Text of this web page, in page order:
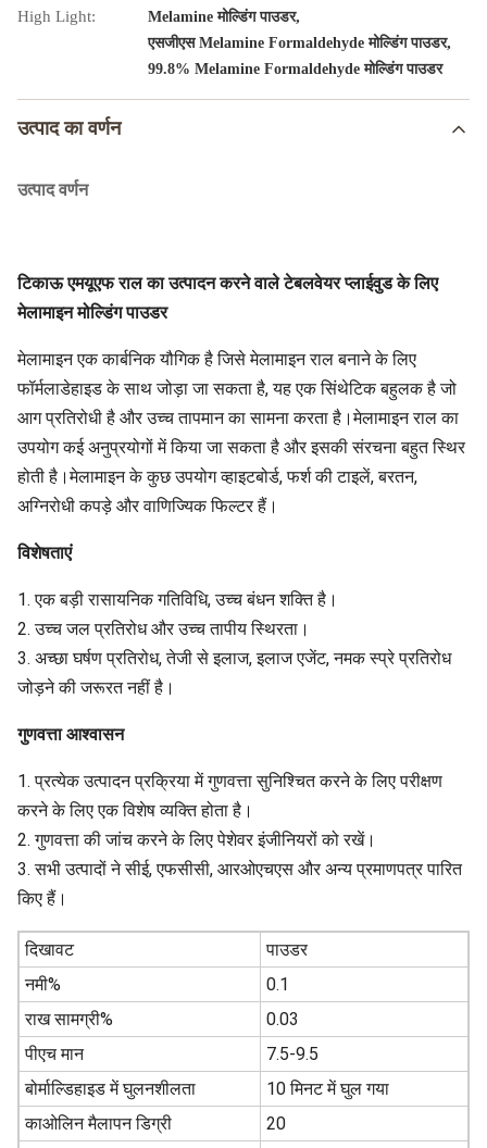
High Light:
Melamine मोल्डिंग पाउडर,
एसजीएस Melamine Formaldehyde मोल्डिंग पाउडर,
99.8% Melamine Formaldehyde मोल्डिंग पाउडर
उत्पाद का वर्णन
उत्पाद वर्णन
टिकाऊ एमयूएफ राल का उत्पादन करने वाले टेबलवेयर प्लाईवुड के लिए
मेलामाइन मोल्डिंग पाउडर
मेलामाइन एक कार्बनिक यौगिक है जिसे मेलामाइन राल बनाने के लिए
फॉर्मलाडेहाइड के साथ जोड़ा जा सकता है, यह एक सिंथेटिक बहुलक है जो
आग प्रतिरोधी है और उच्च तापमान का सामना करता है।मेलामाइन राल का
उपयोग कई अनुप्रयोगों में किया जा सकता है और इसकी संरचना बहुत स्थिर
होती है।मेलामाइन के कुछ उपयोग व्हाइटबोर्ड, फर्श की टाइलें, बरतन,
अग्निरोधी कपड़े और वाणिज्यिक फिल्टर हैं।
विशेषताएं
1. एक बड़ी रासायनिक गतिविधि, उच्च बंधन शक्ति है।
2. उच्च जल प्रतिरोध और उच्च तापीय स्थिरता।
3. अच्छा घर्षण प्रतिरोध, तेजी से इलाज, इलाज एजेंट, नमक स्प्रे प्रतिरोध
जोड़ने की जरूरत नहीं है।
गुणवत्ता आश्वासन
1. प्रत्येक उत्पादन प्रक्रिया में गुणवत्ता सुनिश्चित करने के लिए परीक्षण
करने के लिए एक विशेष व्यक्ति होता है।
2. गुणवत्ता की जांच करने के लिए पेशेवर इंजीनियरों को रखें।
3. सभी उत्पादों ने सीई, एफसीसी, आरओएचएस और अन्य प्रमाणपत्र पारित
किए हैं।
दिखावट
पाउडर
नमी%
0.1
राख सामग्री%
0.03
पीएच मान
7.5-9.5
बोर्माल्डिहाइड में घुलनशीलता
10 मिनट में घुल गया
काओलिन मैलापन डिग्री
20